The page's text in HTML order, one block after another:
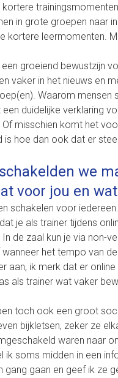
in grote groepen naar
kortere leermomenten.
een groeiend bewustzijn
vaker in het nieuws en
Waarom mensen
een duidelijke verklaring
Of misschien komt het
is hoe dan ook dat er
we
voor jou en
schakelen voor
je als trainer tijdens
In de zaal kun je via non-
het tempo van
aan, ik merk dat er
als trainer wat vaker
toch ook een groot
bijkletsen, zeker ze
waren naar
ik soms midden in een
gang gaan en geef ik ze